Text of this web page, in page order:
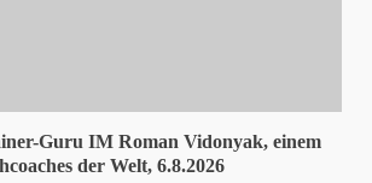
Guru IM Roman Vidonyak, einem
der Welt, 6.8.2026